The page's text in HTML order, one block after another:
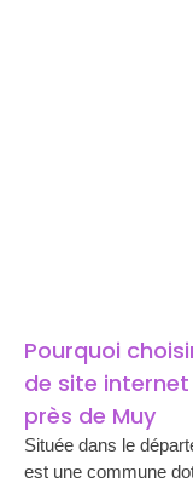
Pourquoi
de site
près de Muy
Située dans le
est une commune